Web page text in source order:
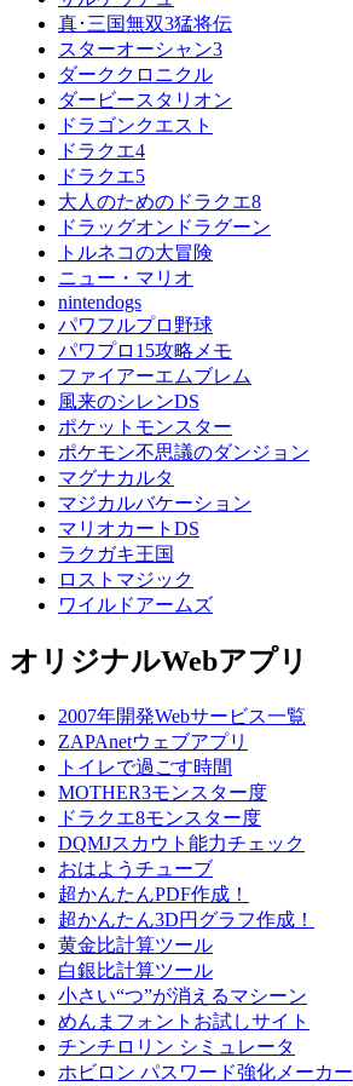
真･三国無双3猛将伝
スターオーシャン3
ダーククロニクル
ダービースタリオン
ドラゴンクエスト
ドラクエ4
ドラクエ5
大人のためのドラクエ8
ドラッグオンドラグーン
トルネコの大冒険
ニュー・マリオ
nintendogs
パワフルプロ野球
パワプロ15攻略メモ
ファイアーエムブレム
風来のシレンDS
ポケットモンスター
ポケモン不思議のダンジョン
マグナカルタ
マジカルバケーション
マリオカートDS
ラクガキ王国
ロストマジック
ワイルドアームズ
オリジナルWebアプリ
2007年開発Webサービス一覧
ZAPAnetウェブアプリ
トイレで過ごす時間
MOTHER3モンスター度
ドラクエ8モンスター度
DQMJスカウト能力チェック
おはようチューブ
超かんたんPDF作成！
超かんたん3D円グラフ作成！
黄金比計算ツール
白銀比計算ツール
小さい“つ”が消えるマシーン
めんまフォントお試しサイト
チンチロリン シミュレータ
ホビロン パスワード強化メーカー